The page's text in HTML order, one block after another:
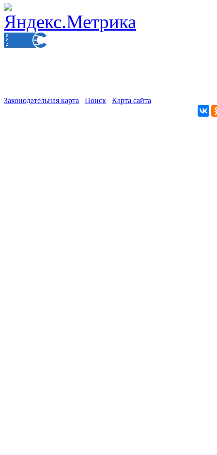
Законодательная карта Поиск Карта сайта